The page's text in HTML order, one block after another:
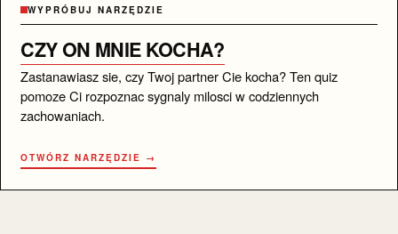
WYPRÓBUJ NARZĘDZIE
CZY ON MNIE KOCHA?
Zastanawiasz sie, czy Twoj partner Cie kocha? Ten quiz
pomoze Ci rozpoznac sygnaly milosci w codziennych
zachowaniach.
OTWÓRZ NARZĘDZIE →